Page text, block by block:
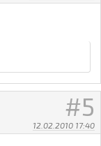
5
12.02.2010 17:40